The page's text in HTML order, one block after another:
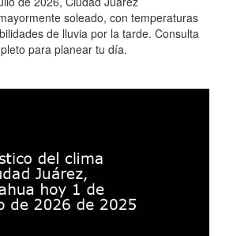
soleado, con temperaturas
de lluvia por la tarde. Consulta
para planear tu día.